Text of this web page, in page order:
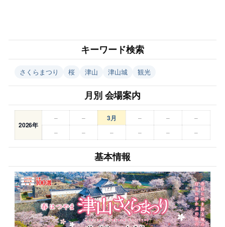
キーワード検索
さくらまつり 桜 津山 津山城 観光
月別 会場案内
2026年
– – 3月 – –
–
–
– – – – –
基本情報